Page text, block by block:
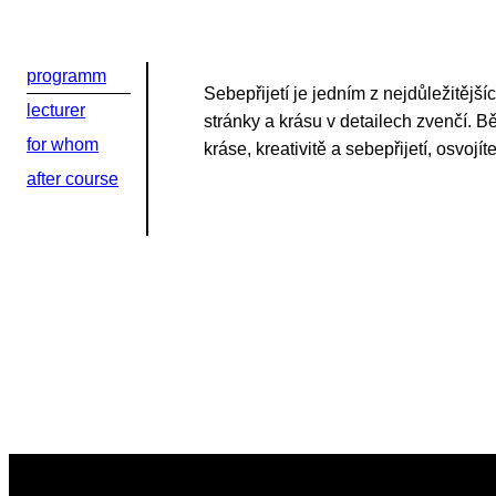
programm
lecturer
for whom
after course
Sebepřijetí je jedním z
stránky a krásu v detailech zvenčí.
kráse, kreativitě a sebepřijetí,